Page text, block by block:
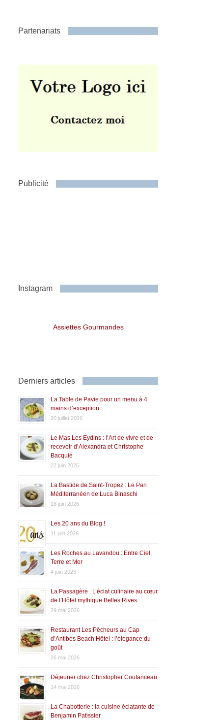
Partenariats
Publicité
Instagram
Assiettes Gourmandes
Derniers articles
La Table de Pavie pour un menu à 4
mains d’exception
20 juillet 2026
Le Mas Les Eydins : l’Art de vivre et de
recevoir d’Alexandra et Christophe
Bacquié
22 juin 2026
La Bastide de Saint-Tropez : Le Pari
Méditerranéen de Luca Binaschi
16 juin 2026
Les 20 ans du Blog !
11 juin 2026
Les Roches au Lavandou : Entre Ciel,
Terre et Mer
4 juin 2026
La Passagère : L’éclat culinaire au cœur
de l’Hôtel mythique Belles Rives
29 mai 2026
Restaurant Les Pêcheurs au Cap
d’Antibes Beach Hôtel : l’élégance du
goût
26 mai 2026
Déjeuner chez Christopher Coutanceau
14 mai 2026
La Chabotterie : la cuisine éclatante de
Benjamin Patissier